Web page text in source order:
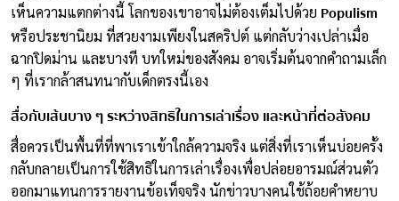
เห็นความแตกต่างนี้ โลกของเขาอาจไม่ต้องเต็มไปด้วย Populism
หรือประชานิยม ที่สวยงามเพียงในสคริปต์ แต่กลับว่างเปล่าเมื่อ
ฉากปิดม่าน และบางที บทใหม่ของสังคม อาจเริ่มต้นจากคำถามเล็ก
ๆ ที่เรากล้าสนทนากับเด็กตรงนี้เอง
สื่อกับเส้นบาง ๆ ระหว่างสิทธิในการเล่าเรื่อง และหน้าที่ต่อสังคม
สื่อควรเป็นพื้นที่ที่พาเราเข้าใกล้ความจริง แต่สิ่งที่เราเห็นบ่อยครั้ง
กลับกลายเป็นการใช้สิทธิในการเล่าเรื่องเพื่อปล่อยอารมณ์ส่วนตัว
ออกมาแทนการรายงานข้อเท็จจริง นักข่าวบางคนใช้ถ้อยคำหยาบ